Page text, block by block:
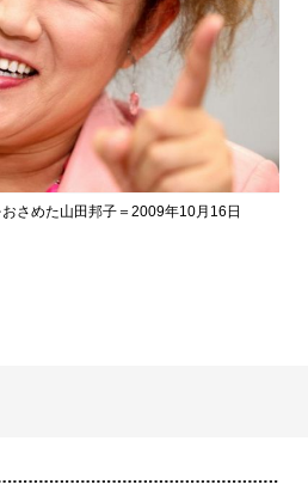
さめた山田邦子＝2009年10月16日